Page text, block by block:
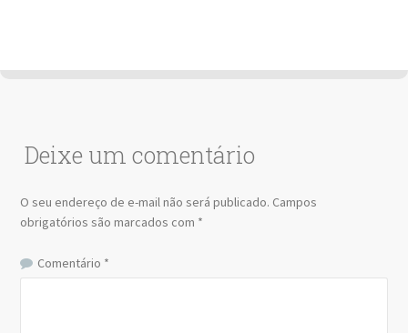
Deixe um comentário
O seu endereço de e-mail não será publicado. Campos
obrigatórios são marcados com *
Comentário *